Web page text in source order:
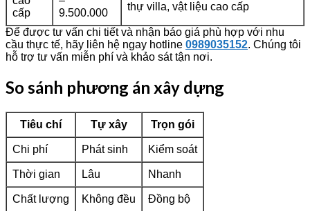
cấp
9.500.000
thự villa, vật liệu cao cấp
Để được tư vấn chi tiết và nhận báo giá phù hợp với nhu
cầu thực tế, hãy liên hệ ngay hotline 0989035152. Chúng tôi
hỗ trợ tư vấn miễn phí và khảo sát tận nơi.
So sánh phương án xây dựng
Tiêu chí Tự xây Trọn gói
Chi phí Phát sinh Kiểm soát
Thời gian Lâu Nhanh
Chất lượng Không đều Đồng bộ